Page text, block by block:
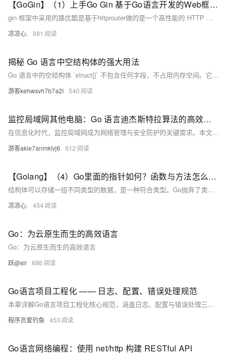
【GoGin】（1）上手Go Gin 基于Go语言开发的Web框架，本文介绍了各种路由的配置信息；包含各场景下请求参数的基本传入接收
gin 框架中采用的路优酷是基于httprouter做的是一个高性能的 HTTP 请求路由器，适用于 Go 语言。它的设计目标是提供高效的路由匹配和低内存占用，特别适合需要高性能和简单路由的应用场景。
凉凉心. 681
揭秘 Go 语言中空结构体的强大用法
Go 语言中的空结构体 `struct{}` 不包含任何字段，不占用内存空间。它在实际编程中有多种典型用法：1) 结合 map 实现集合（set）类型；2) 与 channel 搭配用于信号通知；3) 申请超大容量的 Slice 和 Array 以节省内存；4) 作为接口实现时明确表示不关注值。此外，需要注意的是，空结构体作为字段时可能会因内存对齐原因占用额外空间。建议将空结构体放在外层结构体的第一个字段以优化内存使用。
游客kehwsvh7b7a2i 540
监控局域网其他电脑：Go 语言迪杰斯特拉算法的高效应用
在信息化时代，监控局域网成为网络管理与安全防护的关键需求。本文探讨了迪杰斯特拉（Dijkstra）算法在监控局域网中的应用，通过计算最短路径优化数据传输和故障检测。文中提供了使用Go语言实现的代码例程，展示了如何高效地进行网络监控，确保局域网的稳定运行和数据安全。迪杰斯特拉算法能减少传输延迟和带宽消耗，及时发现并处理网络故障，适用于复杂网络环境下的管理和维护。
游客akle7anmklvj6 612
【Golang】（4）Go里面的指针如何？函数与方法怎么不一样？带你了解Go不同于其他高级语言的语法
结构体可以存储一组不同类型的数据，是一种符合类型。Go抛弃了类与继承，同时也抛弃了构造方法，刻意弱化了面向对象的功能，Go并非是一个传统OOP的语言，但是Go依旧有着OOP的影子，通过结构体和方法也可以模拟出一个类。
凉凉心. 454
Go：为云原生而生的高效语言
Go：为云原生而生的高效语言
跃@sir 686
Go语言项目工程化 —— 日志、配置、错误处理规范
本章详解Go语言项目工程化核心规范，涵盖日志、配置与错误处理三大关键领域。在日志方面，强调其在问题排查、性能优化和安全审计中的作用，推荐使用高性能结构化日志库zap，并介绍日志级别与结构化输出的最佳实践。配置管理部分讨论了配置分离的必要性，对比多种配置格式如JSON、YAML及环境变量，并提供viper库实现多环境配置的示例。错误处理部分阐述Go语言显式返回error的设计哲学，讲解标准处理方式、自定义错误类型、错误封装与堆栈追踪技巧，并提出按调用层级进行错误处理的建议。最后，总结各模块的工程化最佳实践，助力构建可维护、可观测且健壮的Go应用。
程序员爱钓鱼 453
Go语言网络编程：使用 net/http 构建 RESTful API